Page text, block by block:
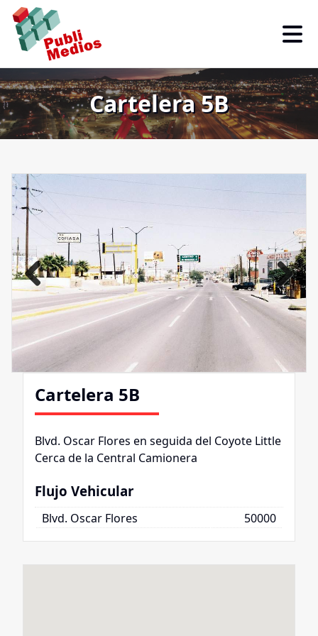
Cartelera 5B
Cartelera 5B
Blvd. Oscar Flores en seguida del Coyote Little
Cerca de la Central Camionera
Flujo Vehicular
Blvd. Oscar Flores 50000